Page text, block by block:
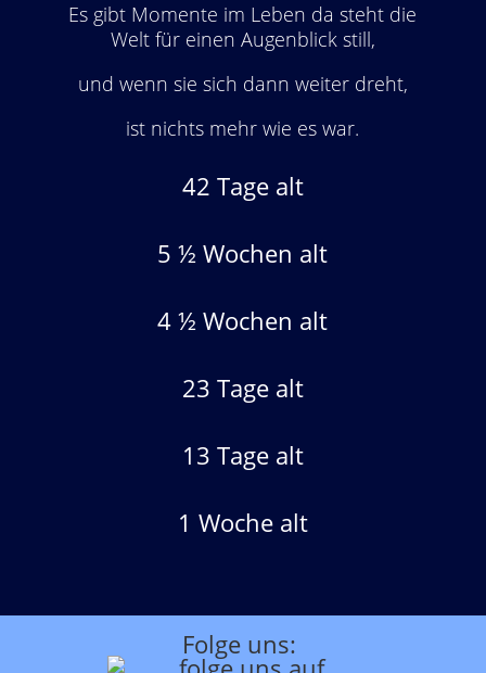
Es gibt Momente im Leben da steht die
Welt für einen Augenblick still,
und wenn sie sich dann weiter dreht,
ist nichts mehr wie es war.
42 Tage alt
5 ½ Wochen alt
4 ½ Wochen alt
23 Tage alt
13 Tage alt
1 Woche alt
Folge uns: